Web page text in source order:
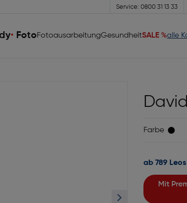
Service: 0800 31 13 33
FotoFotoausarbeitungGesundheitSALE %alle
Farbe
ab 789 Leos
Mit Premiumgläsern und Superentspiegelung in Sehstärke